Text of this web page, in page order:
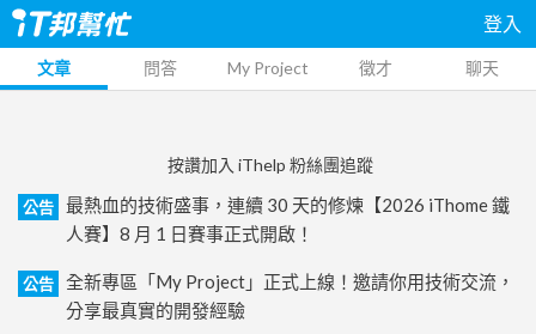
登入
文章 問答 My Project 徵才 聊天
按讚加入 iThelp 粉絲團追蹤
公告
最熱血的技術盛事，連續 30 天的修煉【2026 iThome 鐵
人賽】8 月 1 日賽事正式開啟！
公告
全新專區「My Project」正式上線！邀請你用技術交流，
分享最真實的開發經驗